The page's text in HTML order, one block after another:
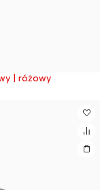
| różowy